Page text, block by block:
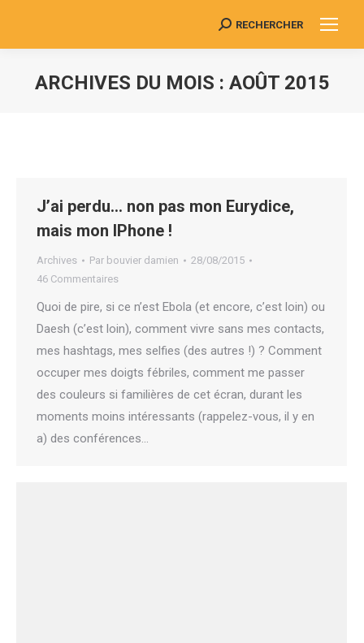
Search:
RECHERCHER
ARCHIVES DU MOIS : AOÛT 2015
J’ai perdu… non pas mon Eurydice,
mais mon IPhone !
Archives Par bouvier damien
28/08/2015
46 Commentaires
Quoi de pire, si ce n’est Ebola (et encore, c’est loin) ou
Daesh (c’est loin), comment vivre sans mes contacts,
mes hashtags, mes selfies (des autres !) ? Comment
occuper mes doigts fébriles, comment me passer
des couleurs si familières de cet écran, durant les
moments moins intéressants (rappelez-vous, il y en
a) des conférences…